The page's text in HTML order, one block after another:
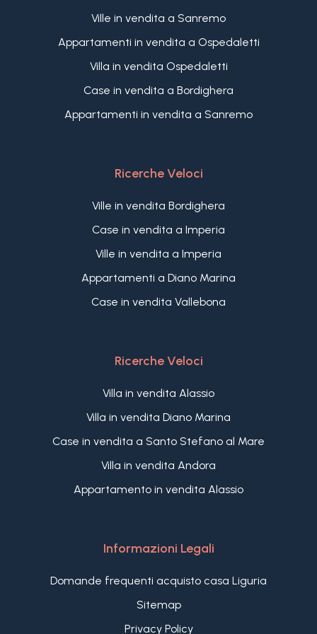
valore storico e culturale unico.
Ville in vendita a Sanremo
Appartamenti in vendita a Ospedaletti
Villa in vendita Ospedaletti
Case in vendita a Bordighera
Appartamenti in vendita a Sanremo
Ricerche Veloci
Ville in vendita Bordighera
Case in vendita a Imperia
Ville in vendita a Imperia
Appartamenti a Diano Marina
Case in vendita Vallebona
Ricerche Veloci
Villa in vendita Alassio
Villa in vendita Diano Marina
Case in vendita a Santo Stefano al Mare
Villa in vendita Andora
Appartamento in vendita Alassio
Informazioni Legali
Domande frequenti acquisto casa Liguria
Sitemap
Privacy Policy